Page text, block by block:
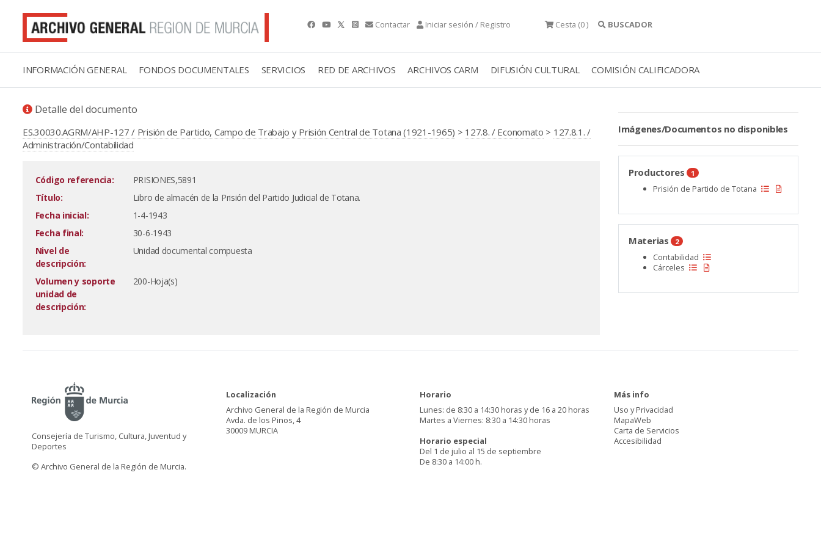
Contactar Iniciar sesión / Registro Cesta (0 ) BUSCADOR
INFORMACIÓN GENERAL FONDOS DOCUMENTALES SERVICIOS RED DE ARCHIVOS ARCHIVOS CARM DIFUSIÓN CULTURAL COMISIÓN CALIFICADORA
Detalle del documento
ES.30030.AGRM/AHP-127 / Prisión de Partido, Campo de Trabajo y Prisión Central de Totana (1921-1965) > 127.8. / Economato > 127.8.1. /
Administración/Contabilidad
Código referencia:
PRISIONES,5891
Título:
Libro de almacén de la Prisión del Partido Judicial de Totana.
Fecha inicial:
1-4-1943
Fecha final:
30-6-1943
Nivel de
descripción:
Unidad documental compuesta
Volumen y soporte
unidad de
descripción:
200-Hoja(s)
Imágenes/Documentos no disponibles
Productores 1
Prisión de Partido de Totana
Materias 2
Contabilidad
Cárceles
Consejería de Turismo, Cultura, Juventud y
Deportes
© Archivo General de la Región de Murcia.
Localización
Archivo General de la Región de Murcia
Avda. de los Pinos, 4
30009 MURCIA
Horario
Lunes: de 8:30 a 14:30 horas y de 16 a 20 horas
Martes a Viernes: 8:30 a 14:30 horas
Horario especial
Del 1 de julio al 15 de septiembre
De 8:30 a 14:00 h.
Más info
Uso y Privacidad
MapaWeb
Carta de Servicios
Accesibilidad